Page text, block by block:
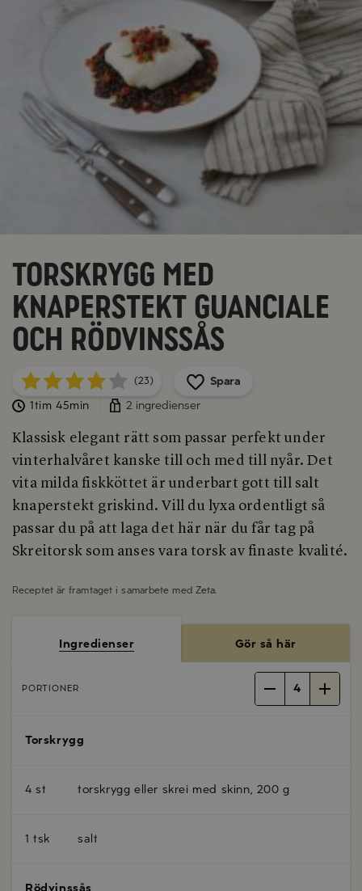
Torskrygg med
knaperstekt guanciale
och rödvinssås
(23)
Spara
1tim 45min
2 ingredienser
Klassisk elegant rätt som passar perfekt under
vinterhalvåret kanske till och med till nyår. Det
vita milda fiskköttet är underbart gott till salt
knaperstekt griskind. Vill du lyxa ordentligt så
passar du på att laga det här när du får tag på
Skreitorsk som anses vara torsk av finaste kvalité.
Receptet är framtaget i samarbete med Zeta
Ingredienser Gör så här
PORTIONER 4
Torskrygg
4 st torskrygg eller skrei med skinn, 200 g
1 tsk salt
Rödvinssås